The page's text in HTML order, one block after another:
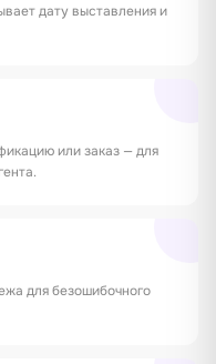
дату выставления и
или заказ — для
для безошибочного